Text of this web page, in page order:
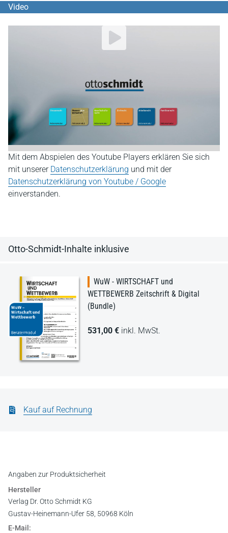
Video
Mit dem Abspielen des Youtube Players erklären Sie sich
mit unserer Datenschutzerklärung und mit der
Datenschutzerklärung von Youtube / Google
einverstanden.
Otto-Schmidt-Inhalte inklusive
WuW - WIRTSCHAFT und
WETTBEWERB Zeitschrift & Digital
(Bundle)
531,00 € inkl. MwSt.
Kauf auf Rechnung
Angaben zur Produktsicherheit
Hersteller
Verlag Dr. Otto Schmidt KG
Gustav-Heinemann-Ufer 58, 50968 Köln
E-Mail: